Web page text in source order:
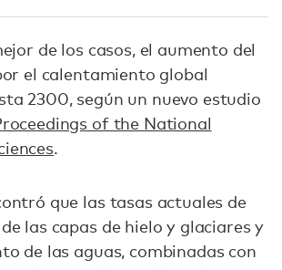
de los casos, el aumento del
el calentamiento global
2300, según un nuevo estudio
roceedings of the National
.
que las tasas actuales de
las capas de hielo y glaciares y
de las aguas, combinadas con